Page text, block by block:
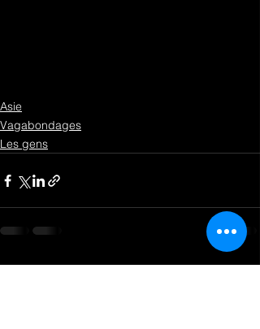
Asie
Vagabondages
Les gens